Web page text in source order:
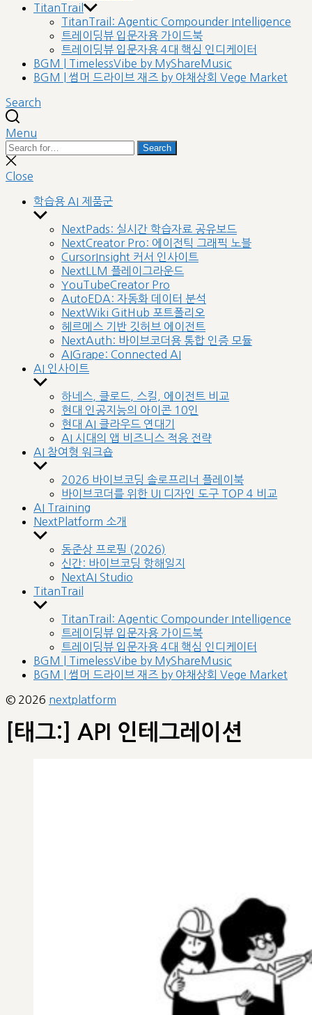
TitanTrail
TitanTrail: Agentic Compounder Intelligence
트레이딩뷰 입문자용 가이드북
트레이딩뷰 입문자용 4대 핵심 인디케이터
BGM | TimelessVibe by MyShareMusic
BGM | 썸머 드라이브 재즈 by 야채상회 Vege Market
Search
Menu
Search
for:
Search
Close
search
Close
학습용 AI 제품군
Show
sub
menu
NextPads: 실시간 학습자료 공유보드
NextCreator Pro: 에이전틱 그래픽 노블
CursorInsight 커서 인사이트
NextLLM 플레이그라운드
YouTubeCreator Pro
AutoEDA: 자동화 데이터 분석
NextWiki GitHub 포트폴리오
헤르메스 기반 깃허브 에이전트
NextAuth: 바이브코더용 통합 인증 모듈
AIGrape: Connected AI
AI 인사이트
Show
sub
menu
하네스, 클로드, 스킬, 에이전트 비교
현대 인공지능의 아이콘 10인
현대 AI 클라우드 연대기
AI 시대의 앱 비즈니스 적응 전략
AI 참여형 워크숍
Show
sub
menu
2026 바이브코딩 솔로프리너 플레이북
바이브코더를 위한 UI 디자인 도구 TOP 4 비교
AI Training
NextPlatform 소개
Show
sub
menu
동준상 프로필 (2026)
신간: 바이브코딩 항해일지
NextAI Studio
TitanTrail
Show
sub
menu
TitanTrail: Agentic Compounder Intelligence
트레이딩뷰 입문자용 가이드북
트레이딩뷰 입문자용 4대 핵심 인디케이터
BGM | TimelessVibe by MyShareMusic
BGM | 썸머 드라이브 재즈 by 야채상회 Vege Market
© 2026 nextplatform
[태그:] API 인테그레이션